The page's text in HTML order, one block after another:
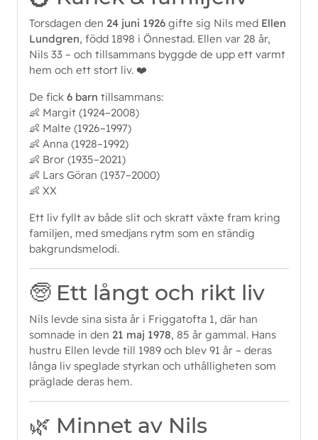
Torsdagen den 24 juni 1926 gifte sig Nils med Ellen
Lundgren, född 1898 i Önnestad. Ellen var 28 år,
Nils 33 – och tillsammans byggde de upp ett varmt
hem och ett stort liv. ❤️
De fick 6 barn tillsammans:
👶 Margit (1924–2008)
👶 Malte (1926–1997)
👶 Anna (1928–1992)
👶 Bror (1935–2021)
👶 Lars Göran (1937–2000)
👶 XX
Ett liv fyllt av både slit och skratt växte fram kring
familjen, med smedjans rytm som en ständig
bakgrundsmelodi.
🧓 Ett långt och rikt liv
Nils levde sina sista år i Friggatofta 1, där han
somnade in den 21 maj 1978, 85 år gammal. Hans
hustru Ellen levde till 1989 och blev 91 år – deras
långa liv speglade styrkan och uthålligheten som
präglade deras hem.
🌿 Minnet av Nils